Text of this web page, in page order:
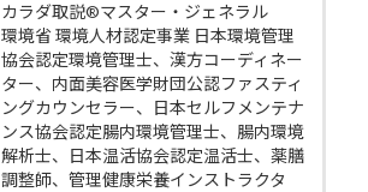
カラダ取説®マスター・ジェネラル
環境省 環境人材認定事業 日本環境管理
協会認定環境管理士、漢方コーディネー
ター、内面美容医学財団公認ファスティ
ングカウンセラー、日本セルフメンテナ
ンス協会認定腸内環境管理士、腸内環境
解析士、日本温活協会認定温活士、薬膳
調整師、管理健康栄養インストラクタ